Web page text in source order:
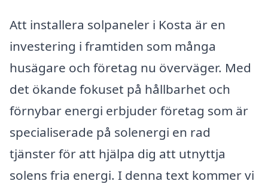
Att installera solpaneler i Kosta är en
investering i framtiden som många
husägare och företag nu överväger. Med
det ökande fokuset på hållbarhet och
förnybar energi erbjuder företag som är
specialiserade på solenergi en rad
tjänster för att hjälpa dig att utnyttja
solens fria energi. I denna text kommer vi